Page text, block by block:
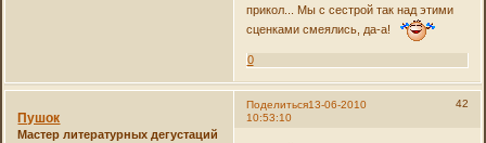
прикол... Мы с сестрой так над этими
сценками смеялись, да-а!
0
Поделиться 42
13-06-2010
10:53:10
Пушок
Мастер литературных дегустаций